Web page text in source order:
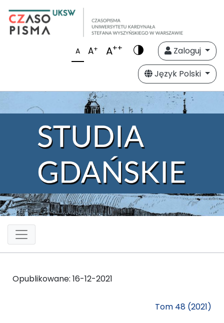
A A+ A++
Zaloguj
Język Polski
Opublikowane: 16-12-2021
Tom 48 (2021)